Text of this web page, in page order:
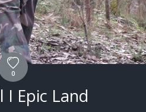
0
I Epic Land